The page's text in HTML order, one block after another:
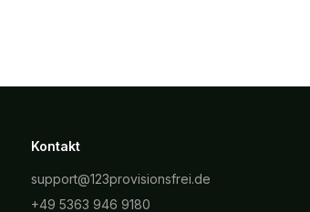
Kontakt
support@123provisionsfrei.de
+49 5363 946 9180